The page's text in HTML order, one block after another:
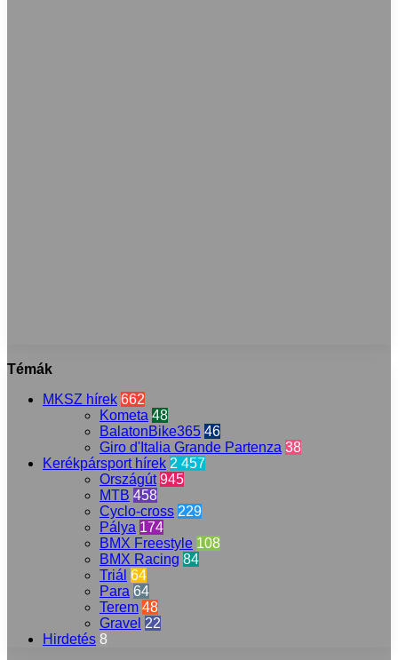
Témák
MKSZ hírek 662
Kometa 48
BalatonBike365 46
Giro d'Italia Grande Partenza 38
Kerékpársport hírek 2 457
Országút 945
MTB 458
Cyclo-cross 229
Pálya 174
BMX Freestyle 108
BMX Racing 84
Triál 64
Para 64
Terem 48
Gravel 22
Hirdetés 8